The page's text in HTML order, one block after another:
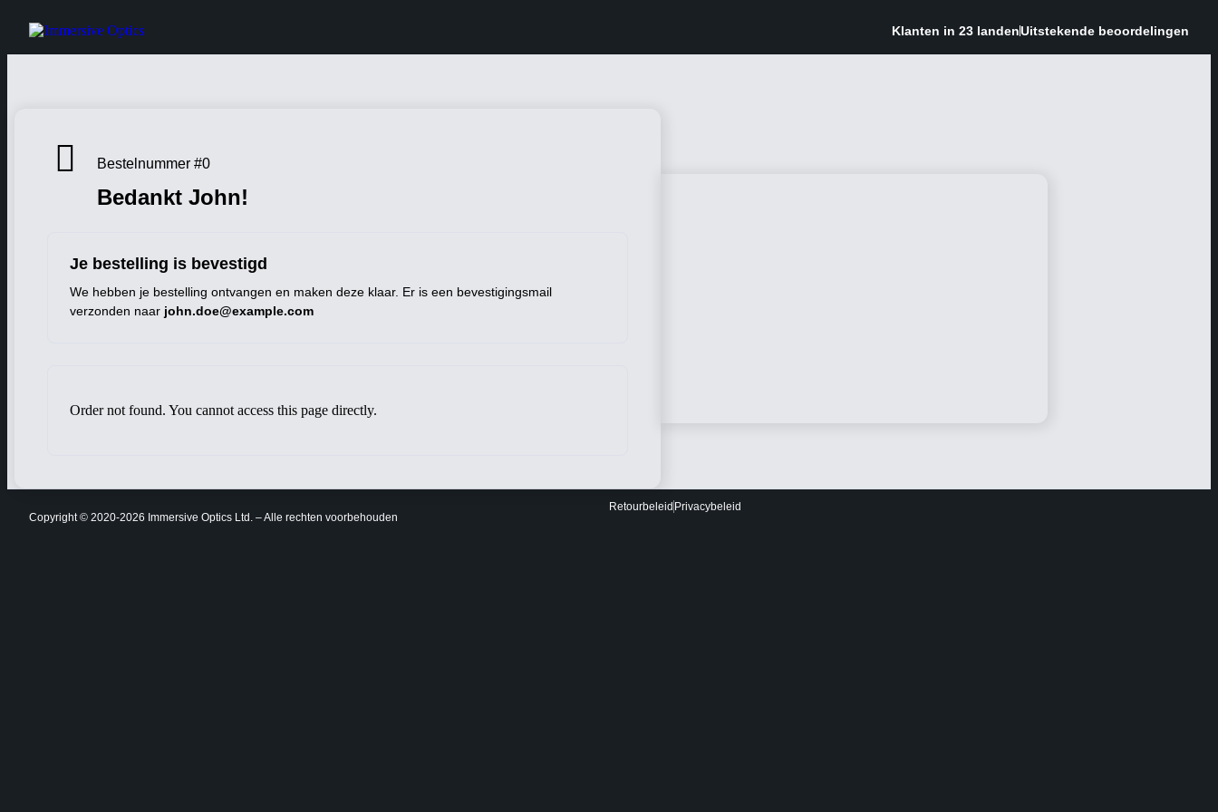
Klanten in 23 landenUitstekende beoordelingen
Bestelnummer #0
Bedankt John!
Je bestelling is bevestigd
We hebben je bestelling ontvangen en maken deze klaar. Er is een bevestigingsmail
verzonden naar john.doe@example.com
Order not found. You cannot access this page directly.
Copyright © 2020-2026 Immersive Optics Ltd. – Alle rechten voorbehouden
Retourbeleid Privacybeleid